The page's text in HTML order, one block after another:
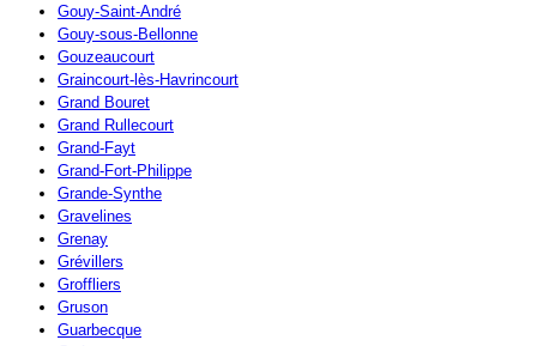
Gouy-Saint-André
Gouy-sous-Bellonne
Gouzeaucourt
Graincourt-lès-Havrincourt
Grand Bouret
Grand Rullecourt
Grand-Fayt
Grand-Fort-Philippe
Grande-Synthe
Gravelines
Grenay
Grévillers
Groffliers
Gruson
Guarbecque